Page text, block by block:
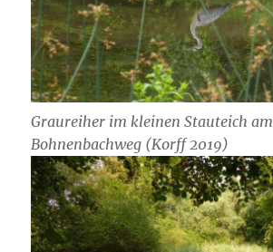
Graureiher im kleinen Stauteich am
Bohnenbachweg (Korff 2019)